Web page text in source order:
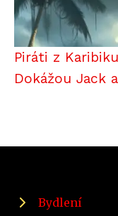
Piráti z
Dokážou Jack
Bydlení